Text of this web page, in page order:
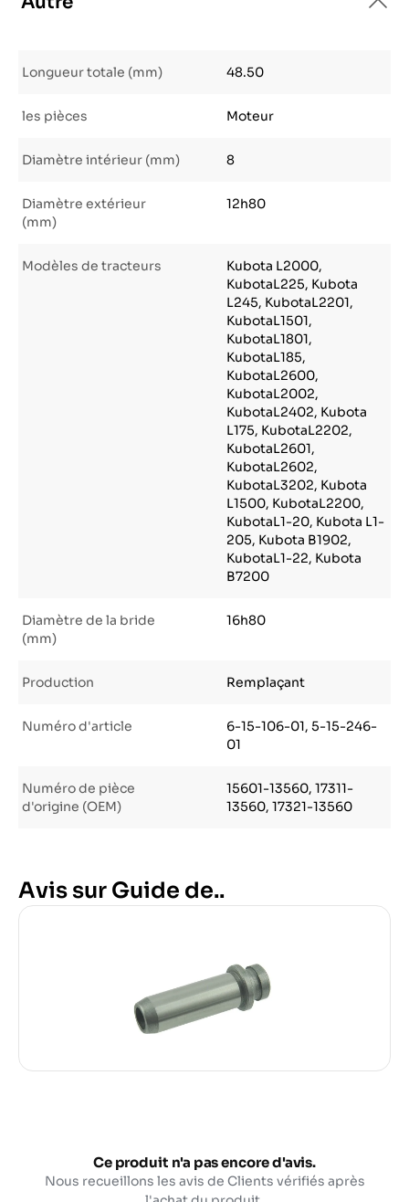
Longueur totale (mm) 48.50
les pièces Moteur
Diamètre intérieur (mm) 8
Diamètre extérieur
(mm)
12h80
Modèles de tracteurs
Kubota L2000,
KubotaL225, Kubota
L245, KubotaL2201,
KubotaL1501,
KubotaL1801,
KubotaL185,
KubotaL2600,
KubotaL2002,
KubotaL2402, Kubota
L175, KubotaL2202,
KubotaL2601,
KubotaL2602,
KubotaL3202, Kubota
L1500, KubotaL2200,
KubotaL1-20, Kubota L1-
205, Kubota B1902,
KubotaL1-22, Kubota
B7200
Diamètre de la bride
(mm)
16h80
Production Remplaçant
Numéro d'article
6-15-106-01, 5-15-246-
01
Numéro de pièce
d'origine (OEM)
15601-13560, 17311-
13560, 17321-13560
Avis sur Guide de..
Ce produit n'a pas encore d'avis.
Nous recueillons les avis de Clients vérifiés après